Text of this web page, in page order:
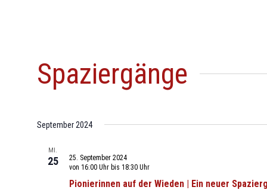
Spaziergänge
September 2024
MI.
25
Pionierinnen auf der Wieden | Ein neuer
25. September 2024
von 16:00 Uhrbis 18:30 Uhr